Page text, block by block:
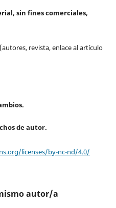
sin fines comerciales,
revista, enlace al artículo
de autor.
licenses/by-nc-nd/4.0/
autor/a